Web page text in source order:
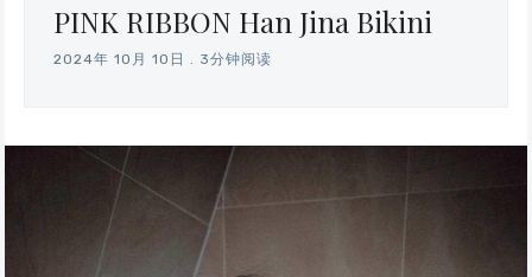
PINK RIBBON Han Jina Bikini
2024年 10月 10日 3分钟阅读